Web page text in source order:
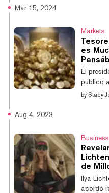
para
esposa
ya ha
Mar 15, 2024
Markets
es
El
publicó
diciendo
tenía
millones
Bitcoin
by Stacy
Aug 4, 2023
Business
de
Ilya
acordó